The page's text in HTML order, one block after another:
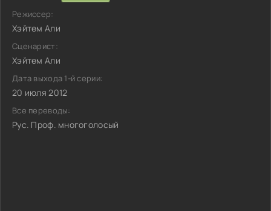
Режиссер:
Хэйтем Али
Сценарист:
Хэйтем Али
Дата выхода 1-й серии:
20 июля 2012
Все переводы:
Рус. Проф. многоголосый